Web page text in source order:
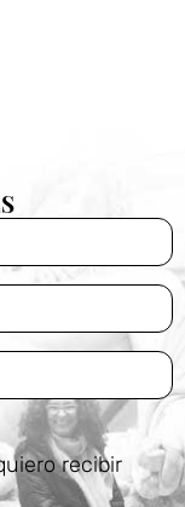
recibir